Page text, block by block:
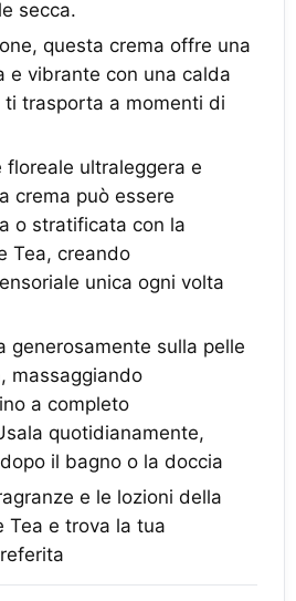
secca.
questa crema offre una
e vibrante con una calda
ti trasporta a momenti di
floreale ultraleggera e
crema può essere
o stratificata con la
Tea, creando
unica ogni volta
generosamente sulla pelle
massaggiando
a completo
quotidianamente,
il bagno o la doccia
e le lozioni della
Tea e trova la tua